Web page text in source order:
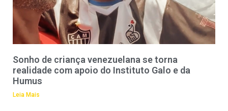
Sonho de criança venezuelana se torna
realidade com apoio do Instituto Galo e da
Humus
Leia Mais